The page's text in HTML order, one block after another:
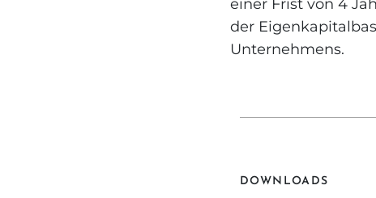
einer Frist von 4
der
Unternehmens.
DOWNLOADS